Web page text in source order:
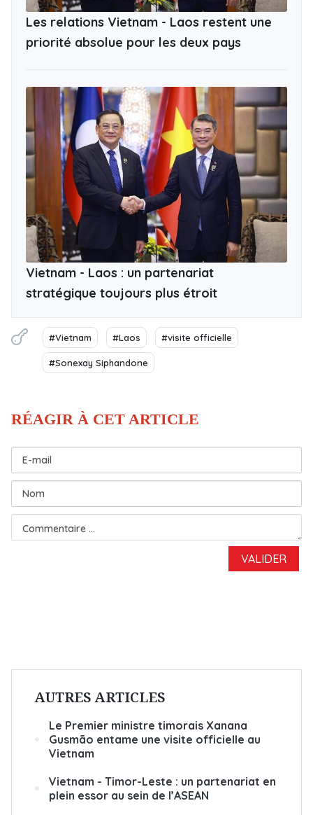
Les relations Vietnam - Laos restent une
priorité absolue pour les deux pays
Vietnam - Laos : un partenariat
stratégique toujours plus étroit
#Vietnam #Laos #visite officielle
#Sonexay Siphandone
AUTRES ARTICLES
Le Premier ministre timorais Xanana
Gusmão entame une visite officielle au
Vietnam
Vietnam - Timor-Leste : un partenariat en
plein essor au sein de l’ASEAN